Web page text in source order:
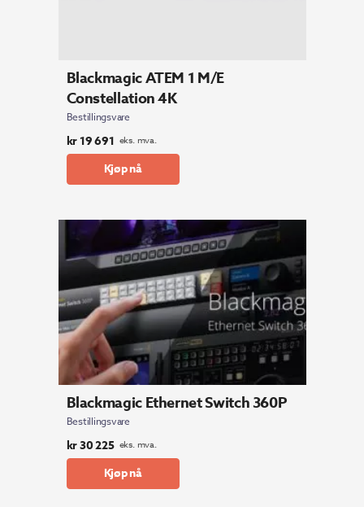
Blackmagic ATEM 1 M/E
Constellation 4K
Bestillingsvare
kr19 691 eks. mva.
Kjøp nå
Blackmagic Ethernet Switch 360P
Bestillingsvare
kr30 225 eks. mva.
Kjøp nå